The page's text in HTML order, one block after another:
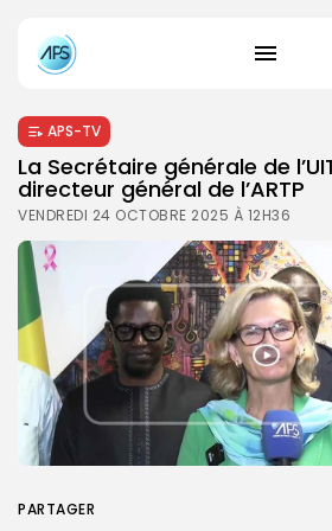
APS-TV
La Secrétaire générale de
directeur général de l’ARTP
VENDREDI 24 OCTOBRE 2025 À 12H36
PARTAGER